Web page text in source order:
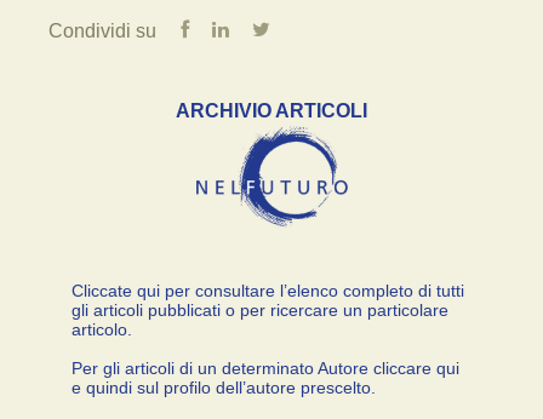
Condividi su
ARCHIVIO ARTICOLI
Cliccate qui per consultare l’elenco completo di tutti
gli articoli pubblicati o per ricercare un particolare
articolo.
Per gli articoli di un determinato Autore cliccare qui
e quindi sul profilo dell’autore prescelto.